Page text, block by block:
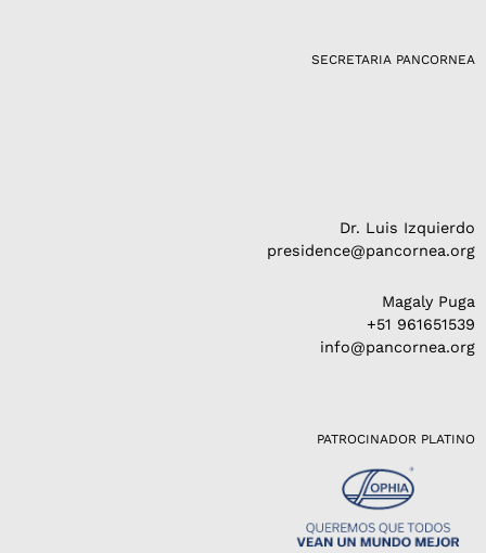
SECRETARIA PANCORNEA
Dr. Luis Izquierdo
presidence@pancornea.org
Magaly Puga
+51 961651539
info@pancornea.org
PATROCINADOR PLATINO